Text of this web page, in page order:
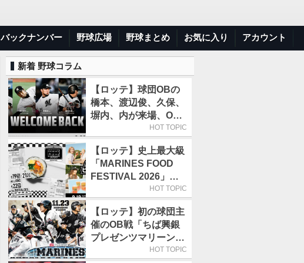
バックナンバー 野球広場 野球まとめ お気に入り アカウント
新着 野球コラム
【ロッテ】球団OBの
橋本、渡辺俊、久保、
塀内、内が来場、OB
解説も／9月22日開催
HOT TOPIC
【ロッテ】史上最大級
「MARINES FOOD
FESTIVAL 2026」第4
弾「KOREAN
日／初日はビール半額
デー
HOT TOPIC
【ロッテ】初の球団主
催のOB戦「ちば興銀
プレゼンツマリーンズ
スペシャルゲームHOT TOPIC